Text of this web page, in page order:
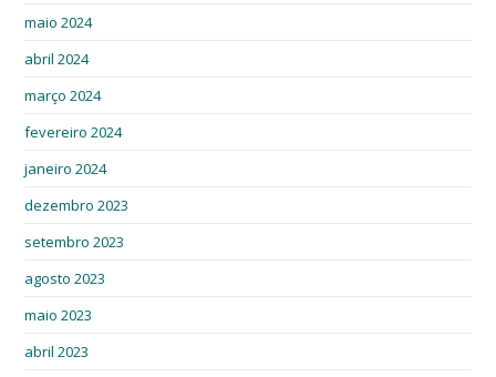
maio 2024
abril 2024
março 2024
fevereiro 2024
janeiro 2024
dezembro 2023
setembro 2023
agosto 2023
maio 2023
abril 2023